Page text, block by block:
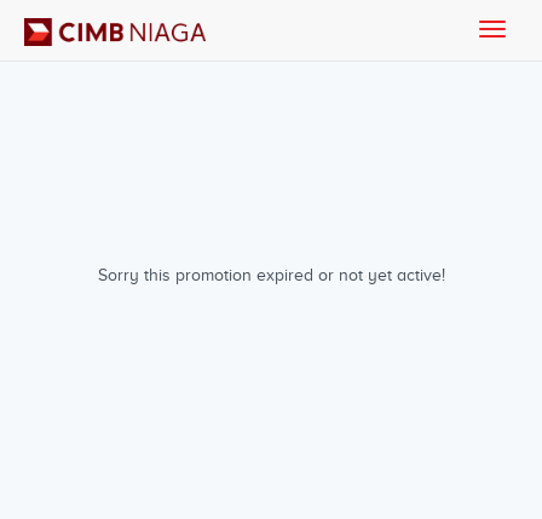
Sorry this promotion expired or not yet active!
Toggle